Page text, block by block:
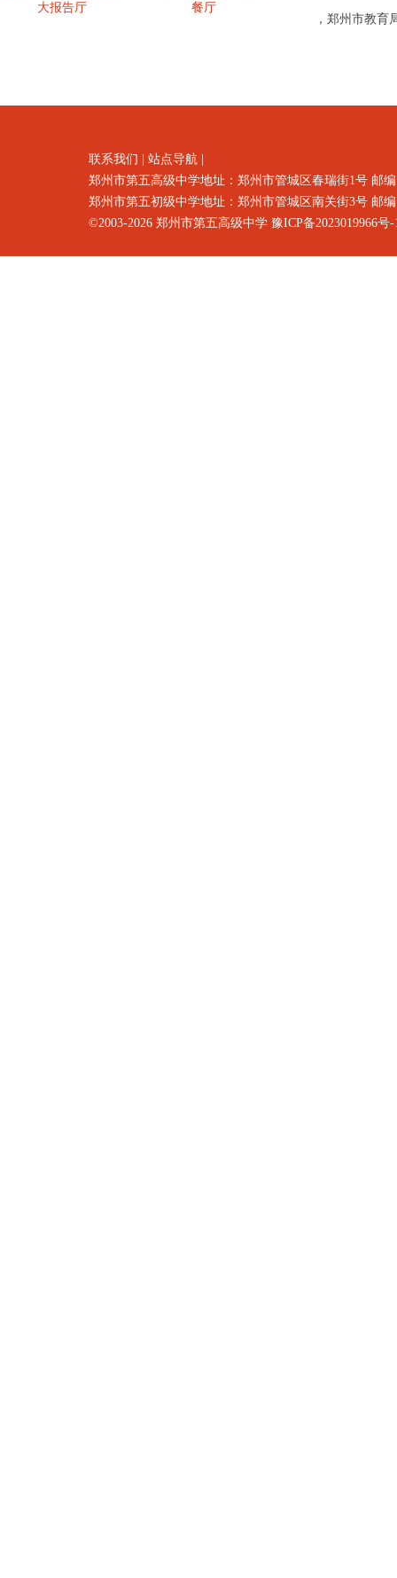
大报告厅 餐厅
， 郑州市教育
联系我们 站点导航
郑州市第五高级中学地址：郑州市管城区春瑞街1号 邮
郑州市第五初级中学地址：郑州市管城区南关街3号 邮
©2003-2026 郑州市第五高级中学 豫ICP备2023019966号-